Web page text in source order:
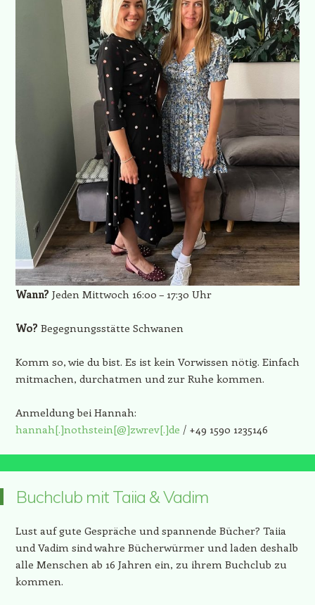
Wann? Jeden Mittwoch 16:00 – 17:30 Uhr
Wo? Begegnungsstätte Schwanen
Komm so, wie du bist. Es ist kein Vorwissen nötig. Einfach
mitmachen, durchatmen und zur Ruhe kommen.
Anmeldung bei Hannah:
hannah[.]nothstein[@]zwrev[.]de / +49 1590 1235146
Buchclub mit Taiia & Vadim
Lust auf gute Gespräche und spannende Bücher? Taiia
und Vadim sind wahre Bücherwürmer und laden deshalb
alle Menschen ab 16 Jahren ein, zu ihrem Buchclub zu
kommen.